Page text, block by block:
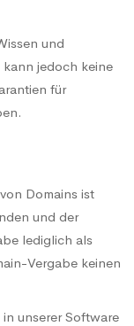
und
jedoch keine
für
Domains ist
und der
lediglich als
Vergabe keinen
unserer Software